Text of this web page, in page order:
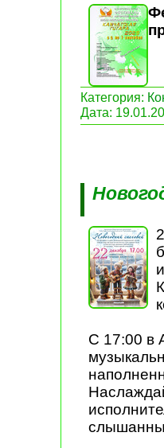
Категория:
Дата:
С 17:00 в